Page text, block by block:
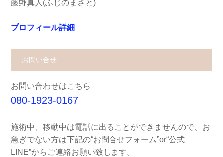
藤野真人(ふじのまさと)
プロフィール詳細
お問い合せ
お問い合わせはこちら
080-1923-0167
施術中、移動中は電話に出ることができませんので、お
急ぎでない方は下記の“お問合せフォーム”or“公式
LINE”からご連絡お願い致します。